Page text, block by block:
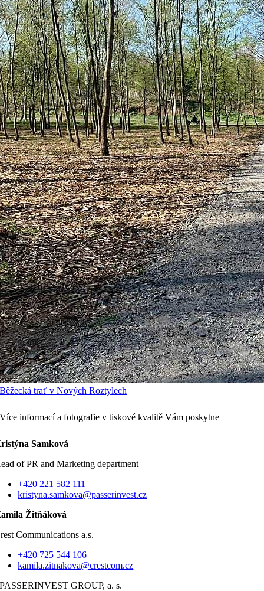
Běžecká trať v Nových Roztylech
Více informací a fotografie v tiskové kvalitě Vám poskytne
Samková
of PR and Marketing department
+420 221 582 111
kristyna.samkova@passerinvest.cz
Žitňáková
Communications a.s.
+420 725 544 106
kamila.zitnakova@crestcom.cz
PASSERINVEST GROUP, a. s.